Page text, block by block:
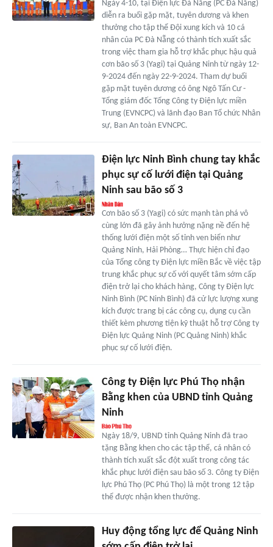
Ngày 4-10, tại Điện lực Đà Nẵng (PC Đà Nẵng)
diễn ra buổi gặp mặt, tuyên dương và khen
thưởng cho tập thể Đội xung kích và 10 cá
nhân của PC Đà Nẵng có thành tích xuất sắc
trong việc tham gia hỗ trợ khắc phục hậu quả
cơn bão số 3 (Yagi) tại Quảng Ninh từ ngày 12-
9-2024 đến ngày 22-9-2024. Tham dự buổi
gặp mặt tuyên dương có ông Ngô Tấn Cư -
Tổng giám đốc Tổng Công ty Điện lực miền
Trung (EVNCPC) và lãnh đạo Ban Tổ chức Nhân
sự, Ban An toàn EVNCPC.
Điện lực Ninh Bình chung tay khắc
phục sự cố lưới điện tại Quảng
Ninh sau bão số 3
Cơn bão số 3 (Yagi) có sức mạnh tàn phá vô
cùng lớn đã gây ảnh hưởng nặng nề đến hệ
thống lưới điện một số tỉnh ven biển như
Quảng Ninh, Hải Phòng… Thực hiện chỉ đạo
của Tổng công ty Điện lực miền Bắc về việc tập
trung khắc phục sự cố với quyết tâm sớm cấp
điện trở lại cho khách hàng, Công ty Điện lực
Ninh Bình (PC Ninh Bình) đã cử lực lượng xung
kích được trang bị các công cụ, dụng cụ cần
thiết kèm phương tiện kỹ thuật hỗ trợ Công ty
Điện lực Quảng Ninh (PC Quảng Ninh) khắc
phục sự cố lưới điện.
Công ty Điện lực Phú Thọ nhận
Bằng khen của UBND tỉnh Quảng
Ninh
Ngày 18/9, UBND tỉnh Quảng Ninh đã trao
tặng Bằng khen cho các tập thể, cá nhân có
thành tích xuất sắc đột xuất trong công tác
khắc phục lưới điện sau bão số 3. Công ty Điện
lực Phú Thọ (PC Phú Thọ) là một trong 12 tập
thể được nhận khen thưởng.
Huy động tổng lực để Quảng Ninh